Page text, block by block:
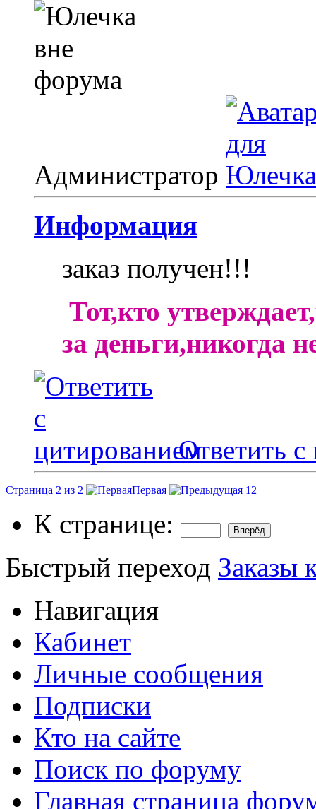
Администратор
Информация
заказ получен!!!
Тот,кто
за деньги,никогда
Ответить с
Страница 2 из 2 Первая 1 2
К странице:
Быстрый переход Заказы
Навигация
Кабинет
Личные сообщения
Подписки
Кто на сайте
Поиск по форуму
Главная страница